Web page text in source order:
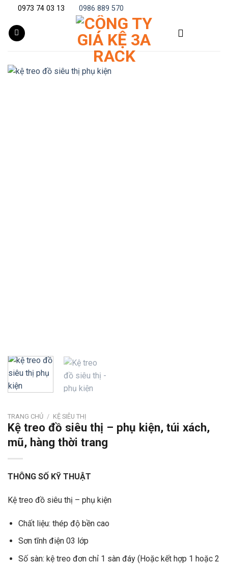
content
0973 74 03 13 0986 889 570
TRANG CHỦ / KỆ SIÊU THỊ
Kệ treo đồ siêu thị – phụ kiện, túi xách,
mũ, hàng thời trang
THÔNG SỐ KỸ THUẬT
Kệ treo đồ siêu thị – phụ kiện
Chất liệu: thép độ bền cao
Sơn tĩnh điện 03 lớp
Số sàn: kệ treo đơn chỉ 1 sàn đáy (Hoặc kết hợp 1 hoặc 2